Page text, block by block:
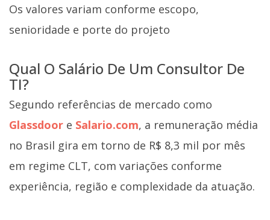
Os valores variam conforme escopo,
senioridade e porte do projeto
Qual O Salário De Um Consultor De
TI?
Segundo referências de mercado como
Glassdoor e Salario.com, a remuneração média
no Brasil gira em torno de R$ 8,3 mil por mês
em regime CLT, com variações conforme
experiência, região e complexidade da atuação.